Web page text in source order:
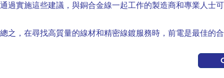
通過實施這些建議，與銅合金線一起工作的製造商和專業人士
總之，在尋找高質量的線材和精密線鍍服務時，前電是最佳的